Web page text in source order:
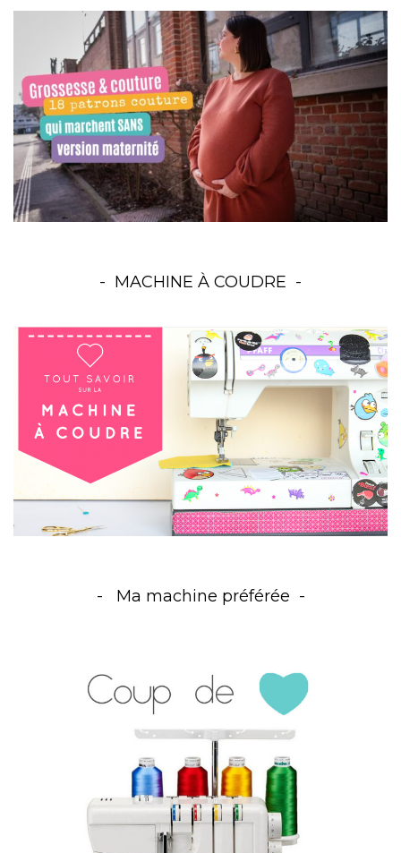
MACHINE À COUDRE
Ma machine préférée